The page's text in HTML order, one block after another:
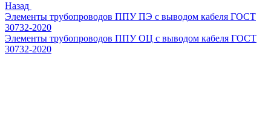
Назад
Элементы трубопроводов ППУ ПЭ с выводом кабеля ГОСТ
30732-2020
Элементы трубопроводов ППУ ОЦ с выводом кабеля ГОСТ
30732-2020